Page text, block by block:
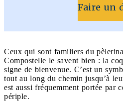
Faire un
Ceux qui sont familiers du
Compostelle le savent bien : la
signe de bienvenue. C’est un
tout au long du chemin jusqu’à
est aussi fréquemment portée par
périple.